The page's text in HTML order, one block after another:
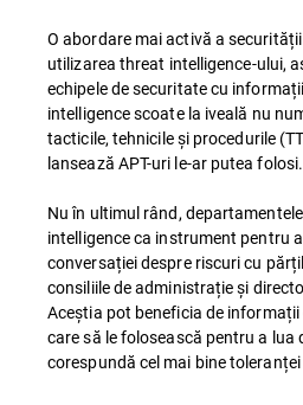
O abordare mai activă a
utilizarea threat intelligence-ului,
echipele de securitate cu
intelligence scoate la iveală nu
tacticile, tehnicile și procedurile
lansează APT-uri le-ar putea folosi.
Nu în ultimul rând,
intelligence ca instrument pentru
conversației despre riscuri cu
consiliile de administrație și
Aceștia pot beneficia de
care să le folosească pentru a lua
corespundă cel mai bine